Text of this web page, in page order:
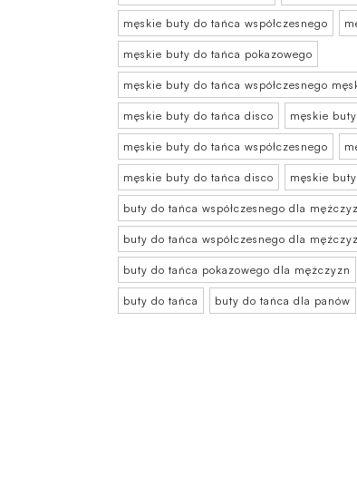
męskie buty do tańca współczesnego
męskie buty do tańca pokazowego
męskie buty do tańca współczesnego
męskie buty do tańca disco męskie
męskie buty do tańca współczesnego
męskie buty do tańca disco męskie
buty do tańca współczesnego dla
buty do tańca współczesnego dla
buty do tańca pokazowego dla mężczyzn
buty do tańca buty do tańca dla panów